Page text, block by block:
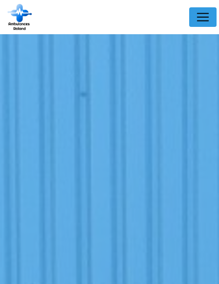
Panneau de gestion des cookies